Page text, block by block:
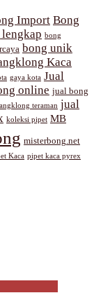
Import Bong
bong
bong unik
Kaca
gaya kota Jual
online jual bong
teraman jual
koleksi pipet MB
misterbong.net
Kaca pipet kaca pyrex